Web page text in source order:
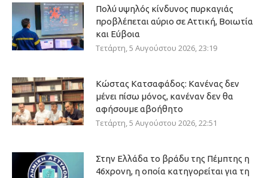
Πολύ υψηλός κίνδυνος πυρκαγιάς
προβλέπεται αύριο σε Αττική, Βοιωτία
και Εύβοια
Τετάρτη, 5 Αυγούστου 2026, 23:19
Κώστας Κατσαφάδος: Κανένας δεν
μένει πίσω μόνος, κανέναν δεν θα
αφήσουμε αβοήθητο
Τετάρτη, 5 Αυγούστου 2026, 22:51
Στην Ελλάδα το βράδυ της Πέμπτης η
46χρονη, η οποία κατηγορείται για τη